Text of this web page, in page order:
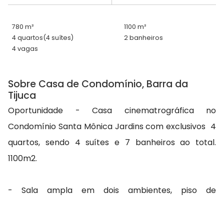
780 m²
1100 m²
4 quartos(4 suítes)
2 banheiros
4 vagas
Sobre Casa de Condomínio, Barra da
Tijuca
Oportunidade - Casa cinematrográfica no
Condomínio Santa Mônica Jardins com exclusivos 4
quartos, sendo 4 suítes e 7 banheiros ao total.
1100m2.
- Sala ampla em dois ambientes, piso de